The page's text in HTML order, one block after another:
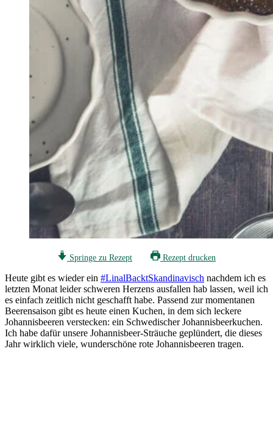
Springe zu Rezept Rezept drucken
Heute gibt es wieder ein #LinalBacktSkandinavisch nachdem ich es
letzten Monat leider schweren Herzens ausfallen hab lassen, weil ich
es einfach zeitlich nicht geschafft habe. Passend zur momentanen
Beerensaison gibt es heute einen Kuchen, in dem sich leckere
Johannisbeeren verstecken: ein Schwedischer Johannisbeerkuchen.
Ich habe dafür unsere Johannisbeer-Sträuche geplündert, die dieses
Jahr wirklich viele, wunderschöne rote Johannisbeeren tragen.